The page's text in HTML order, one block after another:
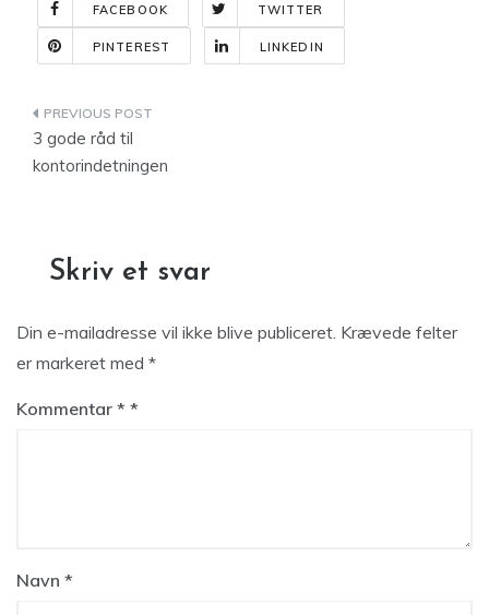
FACEBOOK TWITTER
PINTEREST LINKEDIN
Indlægsnavigation
3 gode råd til
kontorindetningen
Skriv et svar
Din e-mailadresse vil ikke blive publiceret. Krævede felter
er markeret med *
Kommentar *
Navn *